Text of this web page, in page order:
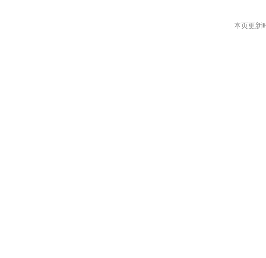
本页更新